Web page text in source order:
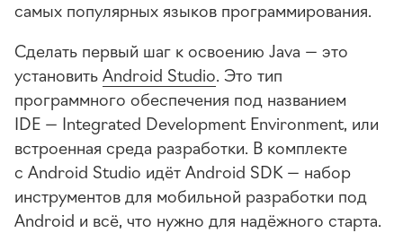
самых популярных языков программирования.
Сделать первый шаг к освоению Java — это
установитьAndroid Studio. Это тип
программного обеспечения под названием
IDE — Integrated Development Environment, или
встроенная среда разработки. В комплекте
с Android Studio идёт Android SDK — набор
инструментов для мобильной разработки под
Android и всё, что нужно для надёжного старта.